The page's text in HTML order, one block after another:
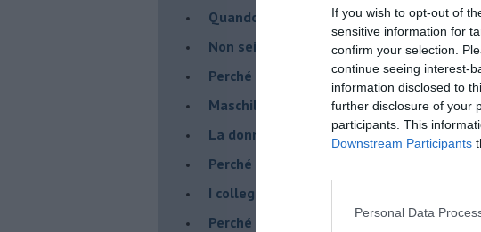
If you wish to opt-out of
sensitive information for
confirm your selection.
continue seeing interest-
information disclosed to
further disclosure of your
participants. This
Downstream Participants
Personal Data
​Quando la rigidità del terapeuta è
​Non sei indietro, stai seguendo il tuo
​Perché abbiamo bisogno di Sanremo?
​Maschilismo inconsapevole
​La donna può scegliere di non essere
​Perché abbiamo così bisogno di supereroi?
​I collegamenti tra filosofia e psicologia
​Perché tutti si sentono in dovere di dire